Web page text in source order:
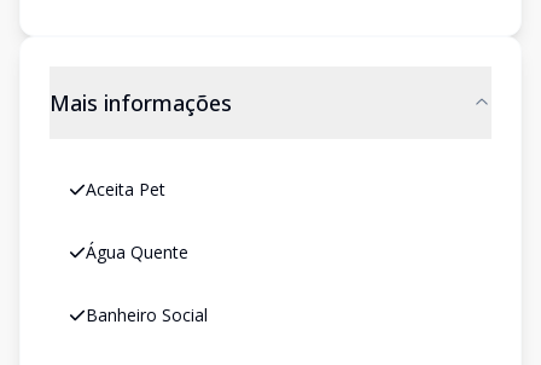
Mais informações
Aceita Pet
Água Quente
Banheiro Social